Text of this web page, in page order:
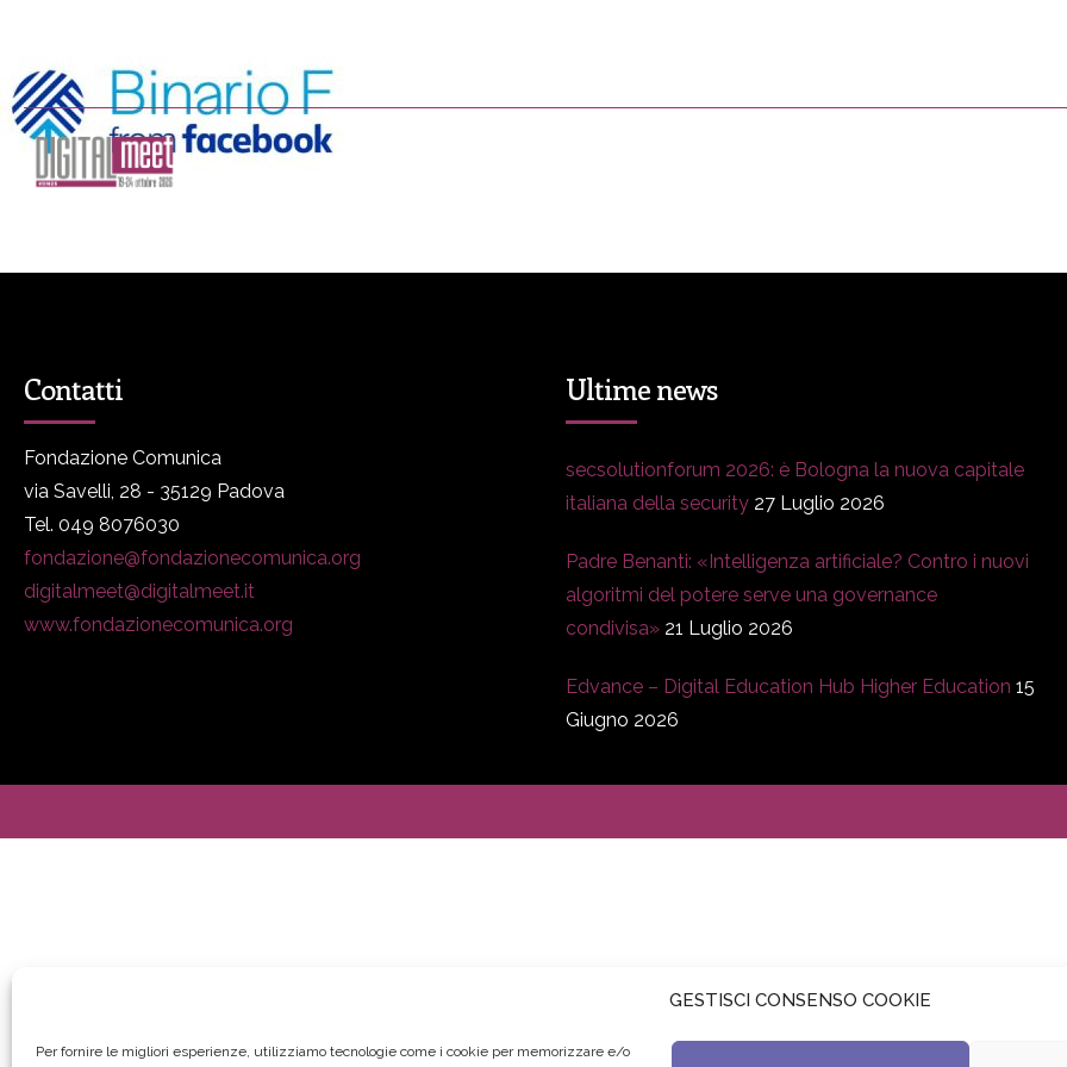
GESTISCI CONSENSO COOKIE
Per fornire le migliori esperienze, utilizziamo tecnologie come i cookie per memorizzare e/o
DM Programma
Contatti
Fondazione Comunica
via Savelli, 28 - 35129 Padova
Tel. 049 8076030
fondazione@fondazionecomunica.org
digitalmeet@digitalmeet.it
www.fondazionecomunica.org
Ultime news
secsolutionforum 2026: è Bologna la nuova capitale
italiana della security 27 Luglio 2026
Padre Benanti: «Intelligenza artificiale? Contro i nuovi
algoritmi del potere serve una governance
condivisa» 21 Luglio 2026
Edvance – Digital Education Hub Higher Education 15
Giugno 2026